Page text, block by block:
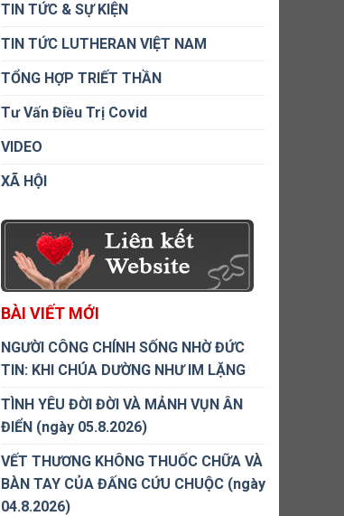
TIN TỨC & SỰ KIỆN
TIN TỨC LUTHERAN VIỆT NAM
TỔNG HỢP TRIẾT THẦN
Tư Vấn Điều Trị Covid
VIDEO
XÃ HỘI
BÀI VIẾT MỚI
NGƯỜI CÔNG CHÍNH SỐNG NHỜ ĐỨC
TIN: KHI CHÚA DƯỜNG NHƯ IM LẶNG
TÌNH YÊU ĐỜI ĐỜI VÀ MẢNH VỤN ÂN
ĐIỂN (ngày 05.8.2026)
VẾT THƯƠNG KHÔNG THUỐC CHỮA VÀ
BÀN TAY CỦA ĐẤNG CỨU CHUỘC (ngày
04.8.2026)